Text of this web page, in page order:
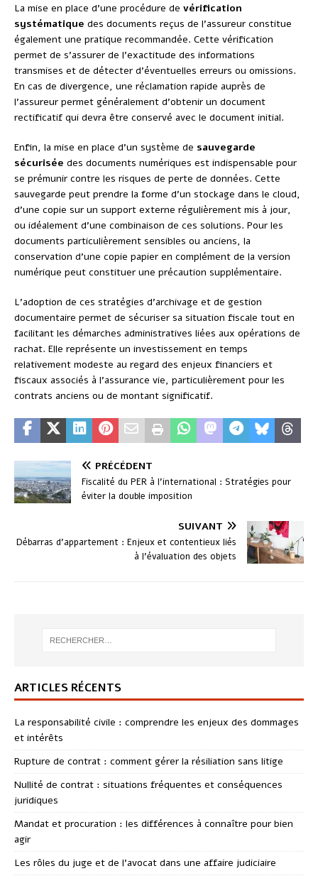
La mise en place d’une procédure de vérification
systématique des documents reçus de l’assureur constitue
également une pratique recommandée. Cette vérification
permet de s’assurer de l’exactitude des informations
transmises et de détecter d’éventuelles erreurs ou omissions.
En cas de divergence, une réclamation rapide auprès de
l’assureur permet généralement d’obtenir un document
rectificatif qui devra être conservé avec le document initial.
Enfin, la mise en place d’un système de sauvegarde
sécurisée des documents numériques est indispensable pour
se prémunir contre les risques de perte de données. Cette
sauvegarde peut prendre la forme d’un stockage dans le cloud,
d’une copie sur un support externe régulièrement mis à jour,
ou idéalement d’une combinaison de ces solutions. Pour les
documents particulièrement sensibles ou anciens, la
conservation d’une copie papier en complément de la version
numérique peut constituer une précaution supplémentaire.
L’adoption de ces stratégies d’archivage et de gestion
documentaire permet de sécuriser sa situation fiscale tout en
facilitant les démarches administratives liées aux opérations de
rachat. Elle représente un investissement en temps
relativement modeste au regard des enjeux financiers et
fiscaux associés à l’assurance vie, particulièrement pour les
contrats anciens ou de montant significatif.
PRÉCÉDENT
Fiscalité du PER à l’international : Stratégies pour
éviter la double imposition
SUIVANT
Débarras d’appartement : Enjeux et contentieux liés
à l’évaluation des objets
ARTICLES RÉCENTS
La responsabilité civile : comprendre les enjeux des dommages
et intérêts
Rupture de contrat : comment gérer la résiliation sans litige
Nullité de contrat : situations fréquentes et conséquences
juridiques
Mandat et procuration : les différences à connaître pour bien
agir
Les rôles du juge et de l’avocat dans une affaire judiciaire